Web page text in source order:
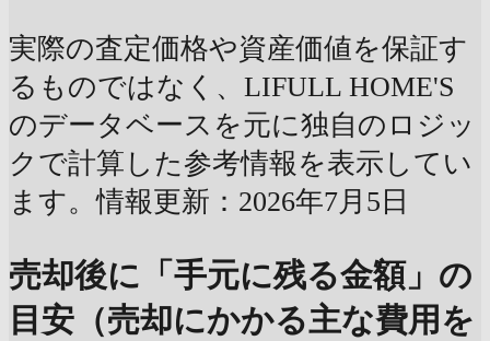
実際の査定価格や資産価値を保証す
るものではなく、LIFULL HOME'S
のデータベースを元に独自のロジッ
クで計算した参考情報を表示してい
ます。情報更新：2026年7月5日
売却後に「手元に残る金額」の
目安（売却にかかる主な費用を